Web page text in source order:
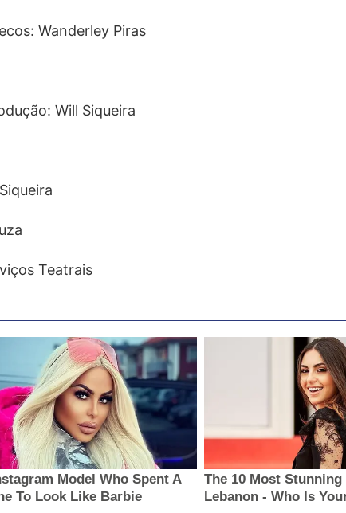
Wanderley Piras
Will Siqueira
Teatrais